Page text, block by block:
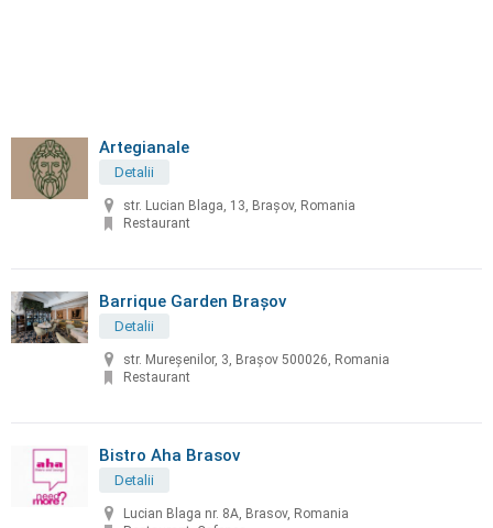
Artegianale
Detalii
str. Lucian Blaga, 13, Brașov, Romania
Restaurant
Barrique Garden Brașov
Detalii
str. Mureșenilor, 3, Brașov 500026, Romania
Restaurant
Bistro Aha Brasov
Detalii
Lucian Blaga nr. 8A, Brasov, Romania